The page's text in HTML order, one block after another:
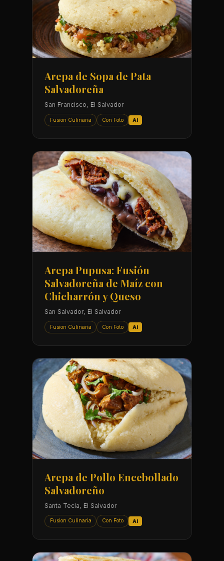
Arepa de Sopa de Pata
Salvadoreña
San Francisco, El Salvador
Fusion Culinaria Con Foto AI
Arepa Pupusa: Fusión
Salvadoreña de Maíz con
Chicharrón y Queso
San Salvador, El Salvador
Fusion Culinaria Con Foto AI
Arepa de Pollo Encebollado
Salvadoreño
Santa Tecla, El Salvador
Fusion Culinaria Con Foto AI